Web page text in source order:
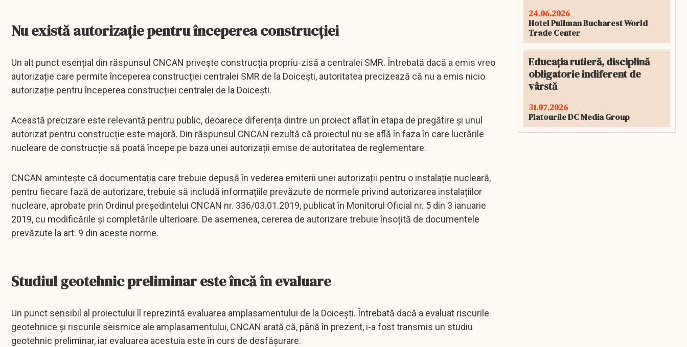
Nu există autorizație pentru începerea construcției
Un alt punct esențial din răspunsul CNCAN privește construcția propriu-zisă a centralei SMR. Întrebată dacă a emis vreo
autorizație care permite începerea construcției centralei SMR de la Doicești, autoritatea precizează că nu a emis nicio
autorizație pentru începerea construcției centralei de la Doicești.
Această precizare este relevantă pentru public, deoarece diferența dintre un proiect aflat în etapa de pregătire și unul
autorizat pentru construcție este majoră. Din răspunsul CNCAN rezultă că proiectul nu se află în faza în care lucrările
nucleare de construcție să poată începe pe baza unei autorizații emise de autoritatea de reglementare.
CNCAN amintește că documentația care trebuie depusă în vederea emiterii unei autorizații pentru o instalație nucleară,
pentru fiecare fază de autorizare, trebuie să includă informațiile prevăzute de normele privind autorizarea instalațiilor
nucleare, aprobate prin Ordinul președintelui CNCAN nr. 336/03.01.2019, publicat în Monitorul Oficial nr. 5 din 3 ianuarie
2019, cu modificările și completările ulterioare. De asemenea, cererea de autorizare trebuie însoțită de documentele
prevăzute la art. 9 din aceste norme.
Studiul geotehnic preliminar este încă în evaluare
Un punct sensibil al proiectului îl reprezintă evaluarea amplasamentului de la Doicești. Întrebată dacă a evaluat riscurile
geotehnice și riscurile seismice ale amplasamentului, CNCAN arată că, până în prezent, i-a fost transmis un studiu
geotehnic preliminar, iar evaluarea acestuia este în curs de desfășurare.
24.06.2026
Hotel Pullman Bucharest World
Trade Center
Educația rutieră, disciplină
obligatorie indiferent de
vârstă
31.07.2026
Platourile DC Media Group